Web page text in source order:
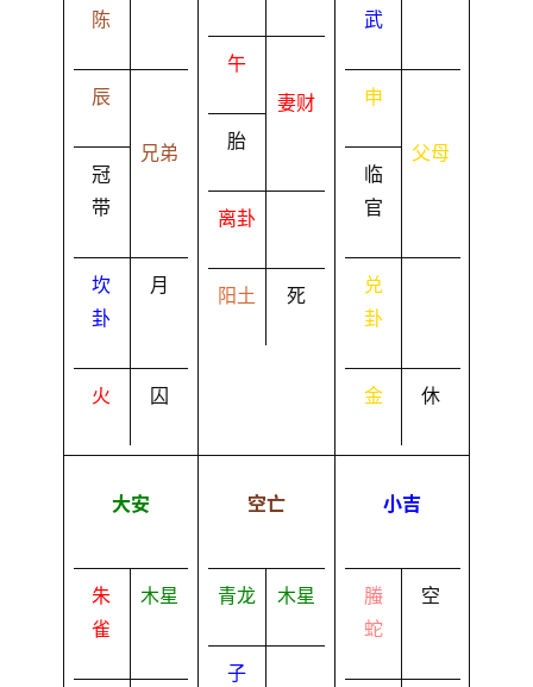
陈
辰
冠
带
兄弟
坎
卦
月
火 囚
午
胎
妻财
离卦
阳土 死
武
申
临
官
父母
兑
卦
金 休
大安
朱
雀
木星
空亡
青龙 木星
子
小吉
螣
蛇
空